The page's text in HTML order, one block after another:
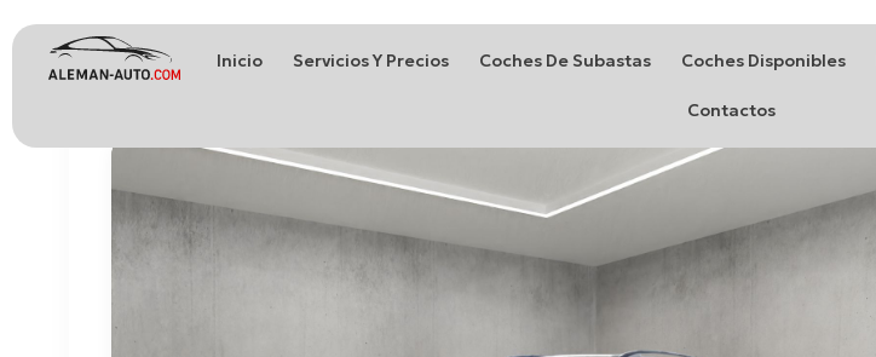
Inicio Servicios Y Precios Coches De Subastas Coches Disponibles
Contactos